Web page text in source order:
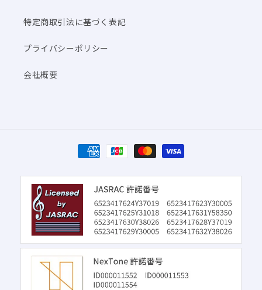
特定商取引法に基づく表記
プライバシーポリシー
会社概要
決
済
方
法